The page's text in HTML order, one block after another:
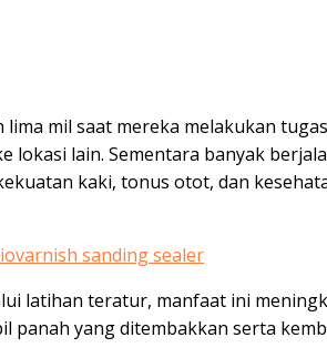
mil saat mereka melakukan
lokasi lain. Sementara banyak
kaki, tonus otot, dan
latihan teratur, manfaat ini
yang ditembakkan serta